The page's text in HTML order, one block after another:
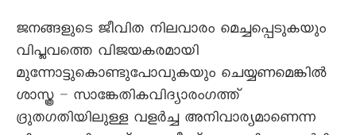
ജനങ്ങളുടെ ജീവിത നിലവാരം മെച്ചപ്പെടുകയും
വിപ്ലവത്തെ വിജയകരമായി
മുന്നോട്ടുകൊണ്ടുപോവുകയും ചെയ്യണമെങ്കിൽ
ശാസ്ത്ര – സാങ്കേതികവിദ്യാരംഗത്ത്
ദ്രുതഗതിയിലുള്ള വളർച്ച അനിവാര്യമാണെന്ന